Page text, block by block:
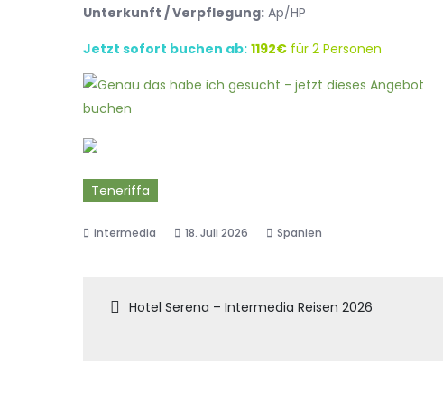
Unterkunft / Verpflegung: Ap/HP
Jetzt sofort buchen ab: 1192€ für 2 Personen
Teneriffa
18. Juli 2026 Spanien
Beitragsnavigation
Hotel Serena – Intermedia Reisen 2026